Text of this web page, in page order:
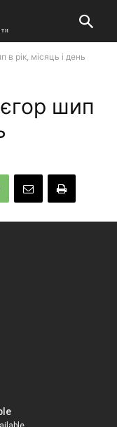
в рік, місяць і день
шип